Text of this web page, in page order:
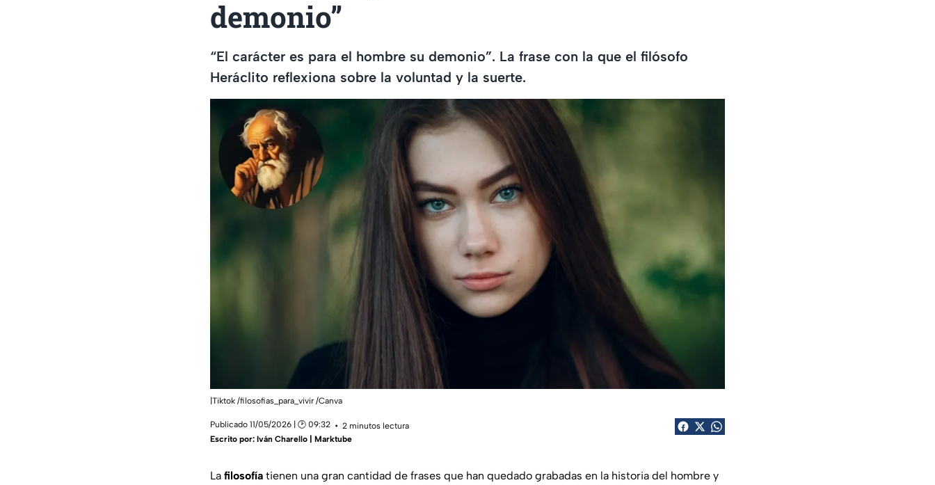
demonio”
“El carácter es para el hombre su demonio”. La frase con la que el filósofo
Heráclito reflexiona sobre la voluntad y la suerte.
|Tiktok /filosofias_para_vivir /Canva
Publicado 11/05/2026 | 🕑 09:32
2 minutos lectura
Escrito por: Iván Charello | Marktube
La filosofía tienen una gran cantidad de frases que han quedado grabadas en la historia del hombre y